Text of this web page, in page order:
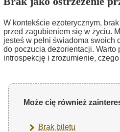
W kontekście ezoterycznym,
przed zagubieniem się w życiu.
jesteś w pełni świadoma swoich
do poczucia dezorientacji. Warto
introspekcję i zrozumienie,
Może cię również
Brak biletu